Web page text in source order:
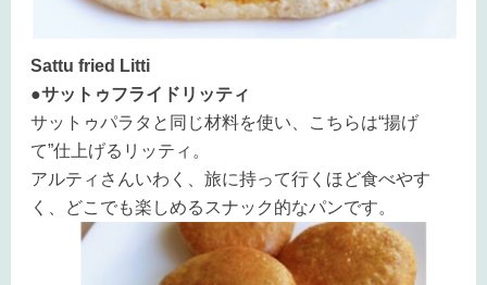
Sattu fried Litti
●サットゥフライドリッティ
サットゥパラタと同じ材料を使い、こちらは“揚げ
て”仕上げるリッティ。
アルティさんいわく、旅に持って行くほど食べやす
く、どこでも楽しめるスナック的なパンです。